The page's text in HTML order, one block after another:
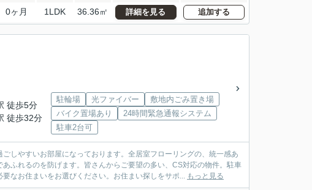
0ヶ月 1LDK 36.36㎡ 詳細を見る 追加する
徒歩5分
徒歩32分
駐輪場 光ファイバー
敷地内ごみ置き場
バイク置場あり
24時間緊急通報システム
駐車2台可
しやすいお部屋になっております。全居室フローリングの、統一感あ
ふれるのを防げます。皆さんからご要望の多い、CS対応の物件。駐車
なお住まいをお選びください。お住まい探しをサポ... もっと見る